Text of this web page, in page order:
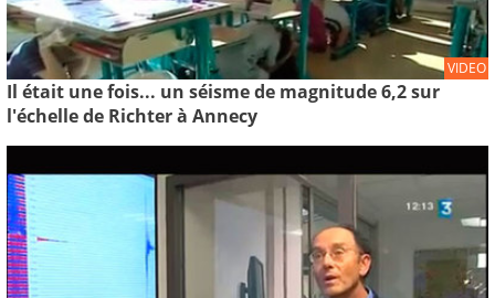
VIDEO
Il était une fois... un séisme de magnitude 6,2 sur
l'échelle de Richter à Annecy